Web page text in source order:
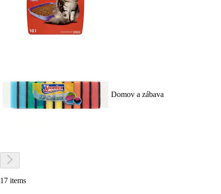
Domov a zábava
17 items